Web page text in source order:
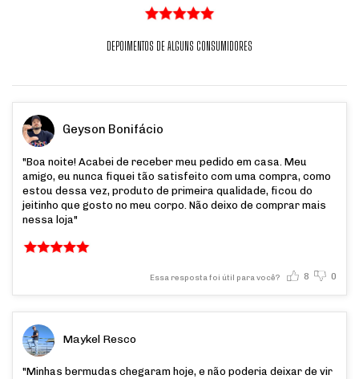
DEPOIMENTOS DE ALGUNS CONSUMIDORES
Geyson Bonifácio
"Boa noite! Acabei de receber meu pedido em casa. Meu
amigo, eu nunca fiquei tão satisfeito com uma compra, como
estou dessa vez, produto de primeira qualidade, ficou do
jeitinho que gosto no meu corpo. Não deixo de comprar mais
nessa loja"
Essa resposta foi útil para você? 8 0
Maykel Resco
"Minhas bermudas chegaram hoje, e não poderia deixar de vir